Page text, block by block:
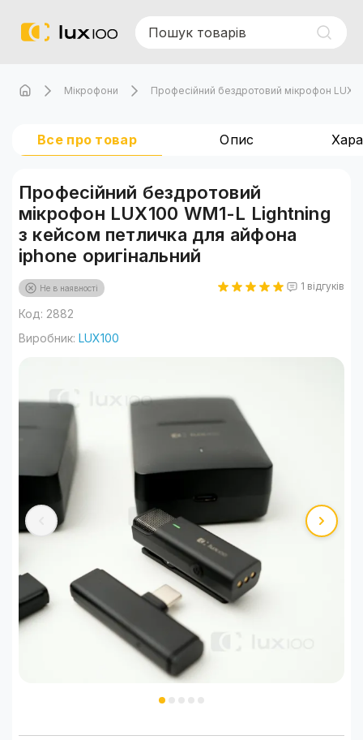
Мікрофони Професійний бездротовий мікрофон
Все про товар Опис
Професійний бездротовий
мікрофон LUX100 WM1-L Lightning
з кейсом петличка для айфона
iphone оригінальний
Не в наявності 1 відгуків
Код: 2882
Виробник: LUX100